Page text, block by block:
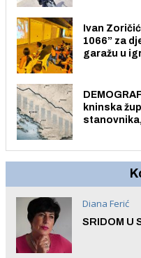
Ivan
1066” za
garažu u
kninska
Diana Ferić
SRIDOM U